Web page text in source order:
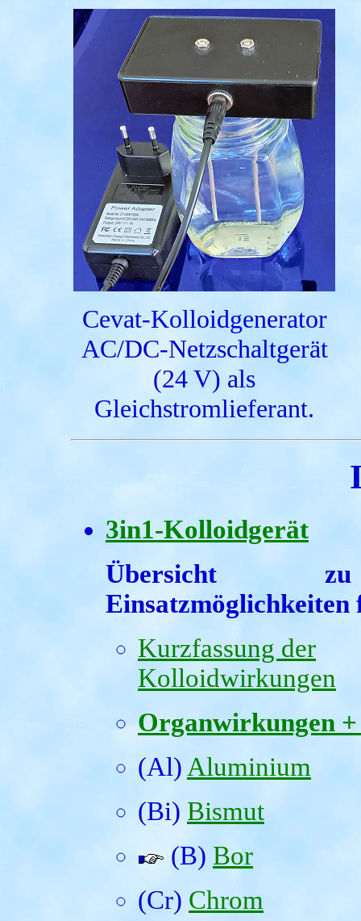
Cevat-Kolloidgenerator
AC/DC-Netzschaltgerät
(24 V) als
Gleichstromlieferant.
3in1-Kolloidgerät
Übersicht
Kurzfassung der
Kolloidwirkungen
Organwirkungen
(Al) Aluminium
(Bi) Bismut
(B) Bor
(Cr) Chrom